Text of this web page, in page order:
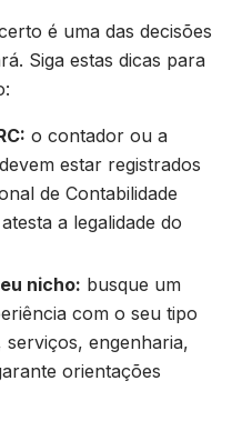
é uma das decisões
Siga estas dicas para
o contador ou a
estar registrados
de Contabilidade
a legalidade do
nicho: busque um
com o seu tipo
serviços, engenharia,
orientações